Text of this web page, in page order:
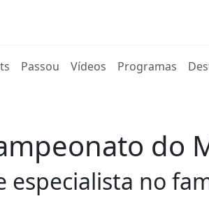
Passou Vídeos Programas
do
no